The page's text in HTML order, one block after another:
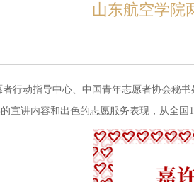
山东航空学院
行动指导中心、中国青年志愿者协会秘书
宣讲内容和出色的志愿服务表现，从全